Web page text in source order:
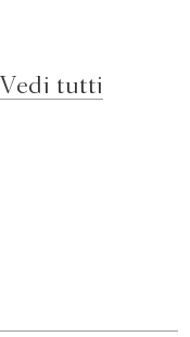
Vedi tutti